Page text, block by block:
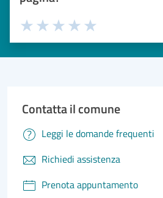
Valuta 5 stelle su 5
Valuta 4 stelle su 5
Valuta 3 stelle su 5
Valuta 2 stelle su 5
Valuta 1 stelle su 5
Contatta il comune
Leggi le domande frequenti
Richiedi assistenza
Prenota appuntamento